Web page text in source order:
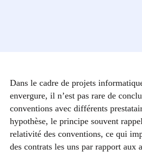
Dans le cadre de projets
envergure, il n’est pas rare de
conventions avec différents
hypothèse, le principe souvent
relativité des conventions, ce qui
des contrats les uns par rapport aux